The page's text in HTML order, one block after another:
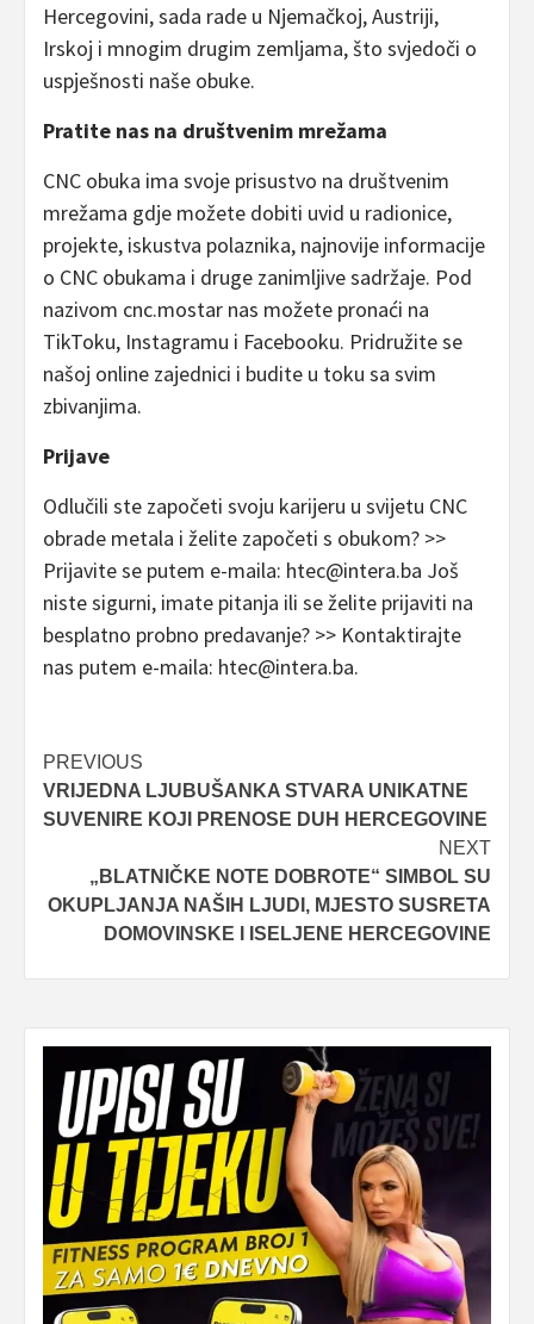
Hercegovini, sada rade u Njemačkoj, Austriji,
Irskoj i mnogim drugim zemljama, što svjedoči o
uspješnosti naše obuke.
Pratite nas na društvenim mrežama
CNC obuka ima svoje prisustvo na društvenim
mrežama gdje možete dobiti uvid u radionice,
projekte, iskustva polaznika, najnovije informacije
o CNC obukama i druge zanimljive sadržaje. Pod
nazivom cnc.mostar nas možete pronaći na
TikToku, Instagramu i Facebooku. Pridružite se
našoj online zajednici i budite u toku sa svim
zbivanjima.
Prijave
Odlučili ste započeti svoju karijeru u svijetu CNC
obrade metala i želite započeti s obukom? >>
Prijavite se putem e-maila: htec@intera.ba Još
niste sigurni, imate pitanja ili se želite prijaviti na
besplatno probno predavanje? >> Kontaktirajte
nas putem e-maila: htec@intera.ba.
Post
navigation
PREVIOUS
VRIJEDNA LJUBUŠANKA STVARA UNIKATNE
SUVENIRE KOJI PRENOSE DUH HERCEGOVINE
NEXT
„BLATNIČKE NOTE DOBROTE“ SIMBOL SU
OKUPLJANJA NAŠIH LJUDI, MJESTO SUSRETA
DOMOVINSKE I ISELJENE HERCEGOVINE